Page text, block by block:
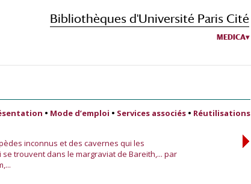
Bibliothèques d'Université Paris Cité
MEDICA
• Mode d’emploi • Services associés • Réutilisations
inconnus et des cavernes qui les
trouvent dans le margraviat de Bareith,... par